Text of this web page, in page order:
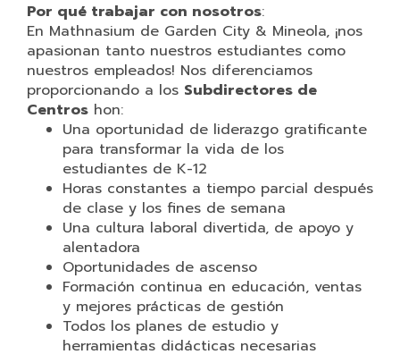
Por qué trabajar con nosotros:
En Mathnasium de Garden City & Mineola, ¡nos
apasionan tanto nuestros estudiantes como
nuestros empleados! Nos diferenciamos
proporcionando a los Subdirectores de
Centros hon:
Una oportunidad de liderazgo gratificante
para transformar la vida de los
estudiantes de K-12
Horas constantes a tiempo parcial después
de clase y los fines de semana
Una cultura laboral divertida, de apoyo y
alentadora
Oportunidades de ascenso
Formación continua en educación, ventas
y mejores prácticas de gestión
Todos los planes de estudio y
herramientas didácticas necesarias